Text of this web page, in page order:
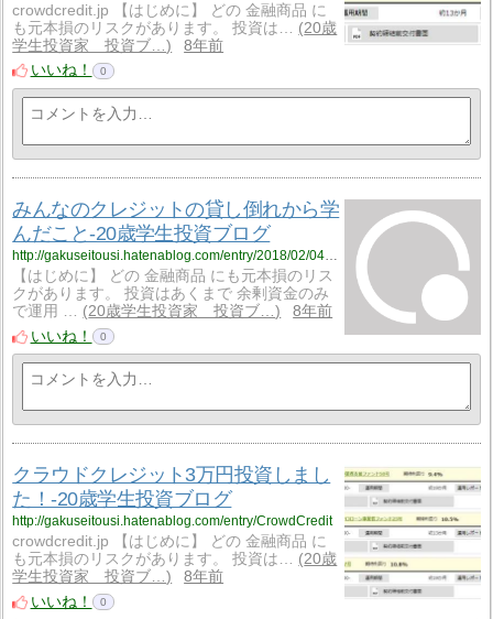
crowdcredit.jp 【はじめに】 どの 金融商品 に
も元本損のリスクがあります。 投資は…
20歳
学生投資家 投資ブ…
8年前
いいね！
0
みんなのクレジットの貸し倒れから学
んだこと-20歳学生投資ブログ
http://gakuseitousi.hatenablog.com/entry/2018/02/04/%E3%81%BF%E3%82%93%E3%81%AA%E3%81%AE%E3%82%AF%E3%83%AC%E3%82%B8%E3%83%83%E3%83%88%E3%81%AE%E8%B2%B8%E3%81%97%E5%80%92%E3%82%8C%E3%81%8B%E3%82%89%E5%AD%A6%E3%82%93%E3%81%A0%E3%81%93%E3%81%A8-20
【はじめに】 どの 金融商品 にも元本損のリス
クがあります。 投資はあくまで 余剰資金のみ
で運用 …
20歳学生投資家 投資ブ…
8年前
いいね！
0
クラウドクレジット3万円投資しまし
た！-20歳学生投資ブログ
http://gakuseitousi.hatenablog.com/entry/CrowdCredit
crowdcredit.jp 【はじめに】 どの 金融商品 に
も元本損のリスクがあります。 投資は…
20歳
学生投資家 投資ブ…
8年前
いいね！
0